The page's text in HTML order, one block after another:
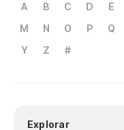
A B C D E
M
N O P Q
Y
Z #
Explorar